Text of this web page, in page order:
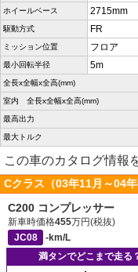
ホイールベース 2715mm
駆動方式 FR
ミッション位置 フロア
最小回転半径 5m
全長x全幅x全高(mm)
室内 全長x全幅x全高(mm)
最高出力
最大トルク
この車のカタログ情報
Cクラス（03年11月～04
C200 コンプレッサー
新車時価格455万円(税抜)
JC08
-km/L
満タンでどこまで走る